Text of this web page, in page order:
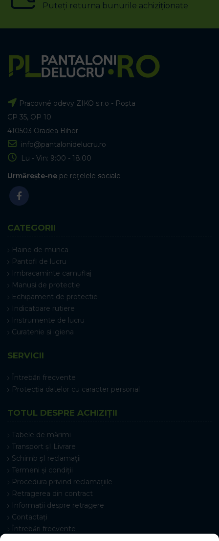
Puteți returna bunurile achiziționate
Pracovné odevy ZIKO s.r.o - Poșta
CP 35, OP 10
410503 Oradea Bihor
info@pantalonidelucru.ro
Lu - Vin: 9:00 - 18:00
Urmărește-ne pe rețelele sociale
CATEGORII
Haine de munca
Pantofi de lucru
Imbracaminte camuflaj
Manusi de protectie
Echipament de protectie
Indicatoare rutiere
Instrumente de lucru
Curatenie si igiena
SERVICII
Întrebări frecvente
Protecția datelor cu caracter personal
TOTUL DESPRE ACHIZIȚII
Tabele de mărimi
Transport șI Livrare
Schimb șI reclamații
Termeni și condiții
Procedura privind reclamațiile
Retragerea din contract
Informații despre retragere
Contactați
Întrebări frecvente